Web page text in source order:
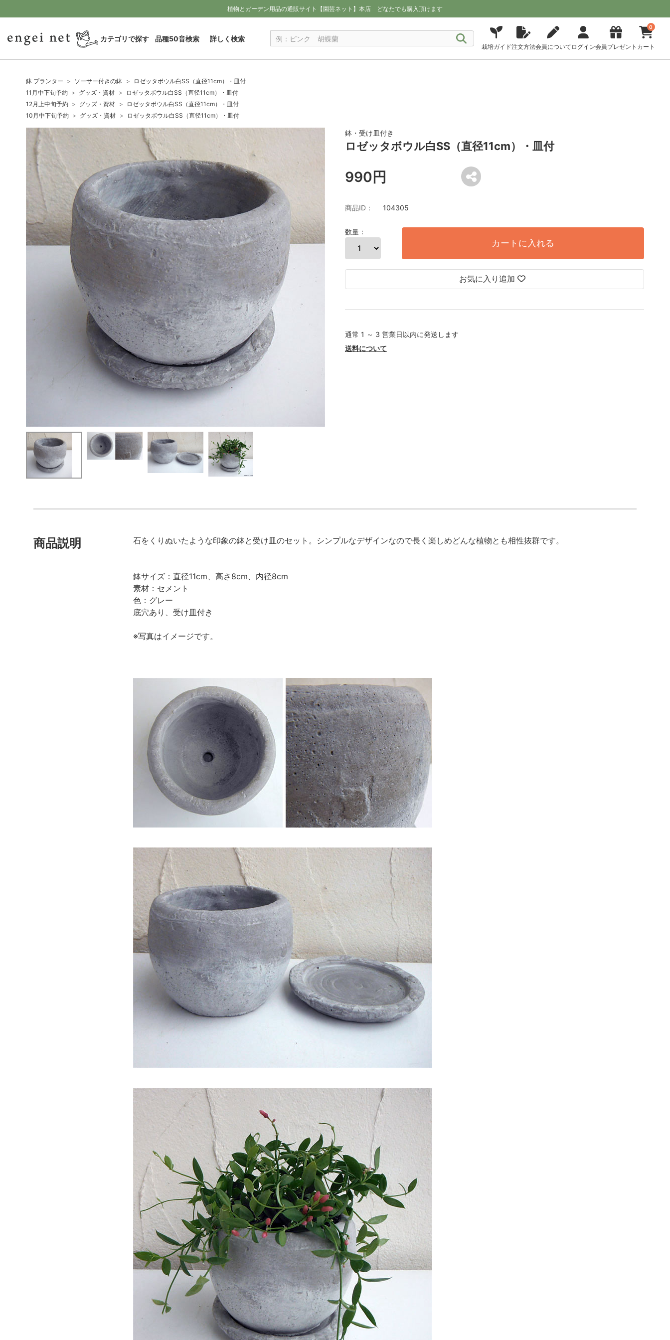
植物とガーデン用品の通販サイト【園芸ネット】本店 どなたでも購入頂けます
カテゴリで探す 品種50音検索 詳しく検索
栽培ガイド注文方法会員について ログイン会員プレゼント
0
カート
鉢 プランター ソーサー付きの鉢
ロゼッタボウル白SS（直径11cm）・皿付
11月中下旬予約
グッズ・資材
ロゼッタボウル白SS（直径11cm）・皿付
12月上中旬予約
グッズ・資材
ロゼッタボウル白SS（直径11cm）・皿付
10月中下旬予約
グッズ・資材 ロゼッタボウル白SS（直径11cm）・皿付
鉢・受け皿付き
ロゼッタボウル白SS（直径11cm）・皿付
990円
商品ID： 104305
数量：
カートに入れる
お気に入り追加
通常 1 ～ 3 営業日以内に発送します
送料について
商品説明 石をくりぬいたような印象の鉢と受け皿のセット。シンプルなデザインなので長く楽しめどんな植物とも相性抜群です。
鉢サイズ：直径11cm、高さ8cm、内径8cm
素材：セメント
色：グレー
底穴あり、受け皿付き
※写真はイメージです。